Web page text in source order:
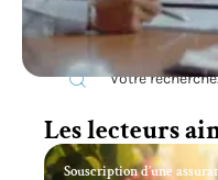
Recherche
Les lecteurs
Souscription d’une